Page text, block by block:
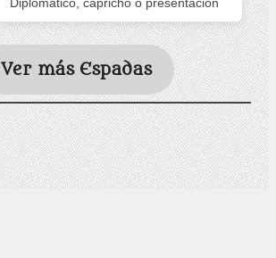
Ver más Espadas